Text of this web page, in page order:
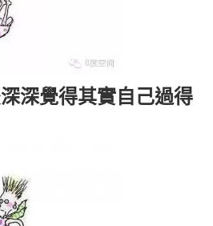
深覺得其實自己過得